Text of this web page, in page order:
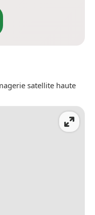
satellite haute